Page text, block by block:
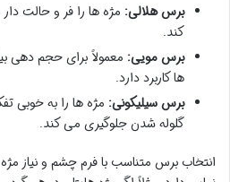
برس هلالی: مژه ها را فر و حالت
کند.
برس مویی: معمولاً برای حجم دهی
ها کاربرد دارد.
برس سیلیکونی: مژه ها را به خوبی
گلوله شدن جلوگیری می کند.
انتخاب برس متناسب با فرم چشم و نیاز مژه